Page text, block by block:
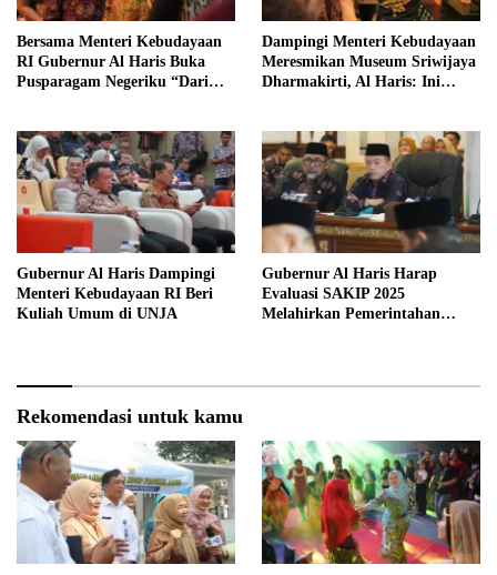
Bersama Menteri Kebudayaan
RI Gubernur Al Haris Buka
Pusparagam Negeriku “Dari
Dampingi Menteri Kebudayaan
Meresmikan Museum Sriwijaya
Dharmakirti, Al Haris: Ini
Gubernur Al Haris Dampingi
Menteri Kebudayaan RI Beri
Kuliah Umum di UNJA
Gubernur Al Haris Harap
Evaluasi SAKIP 2025
Melahirkan Pemerintahan
Rekomendasi untuk kamu